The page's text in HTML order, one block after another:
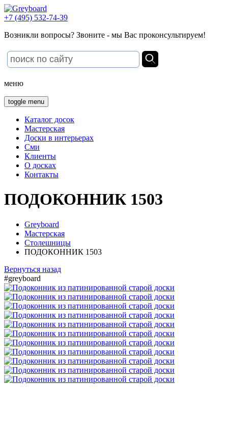
+7 (495) 532-74-39
Возникли вопросы? Звоните - мы Вас проконсультируем!
меню
toggle menu
Каталог досок
Мастерская
Доски в интерьерах
Сми
Клиенты
О досках
Контакты
ПОДОКОННИК 1503
Greyboard
Мастерская
Столешницы
ПОДОКОННИК 1503
Вернуться назад
#greyboard